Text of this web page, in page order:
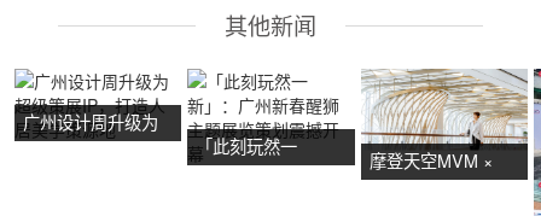
其他新闻
广州设计周升级为
「此刻玩然一
摩登天空MVM ×